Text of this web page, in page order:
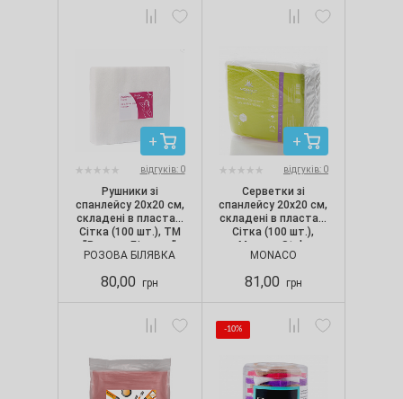
відгуків: 0
Рушники зі
спанлейсу 20х20 см,
складені в пластах,
Сітка (100 шт.), ТМ
"Рожева Білявка"
РОЗОВА БІЛЯВКА
80,00 грн
відгуків: 0
Серветки зі
спанлейсу 20х20 см,
складені в пластах,
Сітка (100 шт.),
Monaco Style
MONACO
81,00 грн
-10%